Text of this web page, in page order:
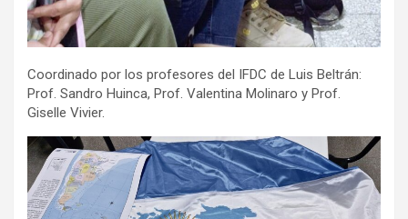
Coordinado por los profesores del IFDC de Luis Beltrán:
Prof. Sandro Huinca, Prof. Valentina Molinaro y Prof.
Giselle Vivier.